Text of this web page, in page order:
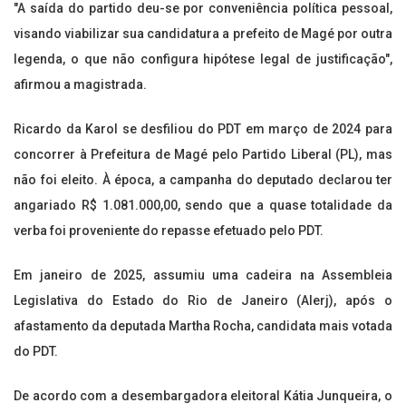
"A saída do partido deu-se por conveniência política pessoal,
visando viabilizar sua candidatura a prefeito de Magé por outra
legenda, o que não configura hipótese legal de justificação",
afirmou a magistrada.
Ricardo da Karol se desfiliou do PDT em março de 2024 para
concorrer à Prefeitura de Magé pelo Partido Liberal (PL), mas
não foi eleito. À época, a campanha do deputado declarou ter
angariado R$ 1.081.000,00, sendo que a quase totalidade da
verba foi proveniente do repasse efetuado pelo PDT.
Em janeiro de 2025, assumiu uma cadeira na Assembleia
Legislativa do Estado do Rio de Janeiro (Alerj), após o
afastamento da deputada Martha Rocha, candidata mais votada
do PDT.
De acordo com a desembargadora eleitoral Kátia Junqueira, o